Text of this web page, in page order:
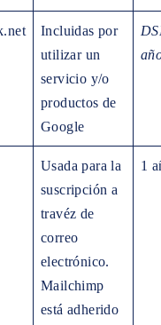
Incluidas por
utilizar un
servicio y/o
productos de
Google
Usada para la
suscripción a
travéz de
correo
electrónico.
Mailchimp
está adherido
1